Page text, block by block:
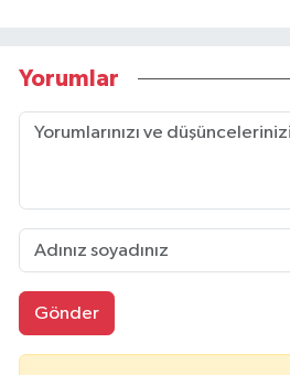
Yorumlar
Gönder